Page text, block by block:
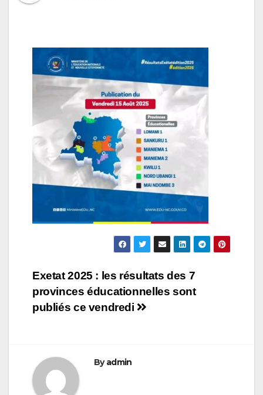
Navigation
de
Exetat 2025 : les résultats des 7
provinces éducationnelles sont
publiés ce vendredi
Byadmin